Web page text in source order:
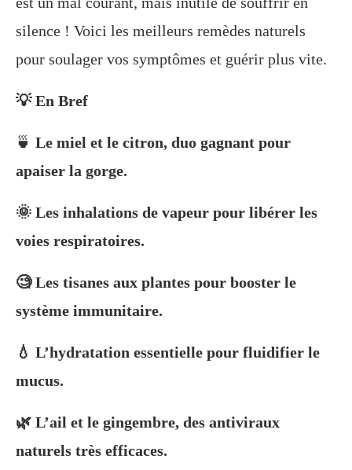
silence ! Voici les meilleurs remèdes naturels
pour soulager vos symptômes et guérir plus vite.
💡 En Bref
🍵 Le miel et le citron, duo gagnant pour
apaiser la gorge.
🌞 Les inhalations de vapeur pour libérer les
voies respiratoires.
🧐 Les tisanes aux plantes pour booster le
système immunitaire.
💧 L’hydratation essentielle pour fluidifier le
mucus.
🌿 L’ail et le gingembre, des antiviraux
naturels très efficaces.